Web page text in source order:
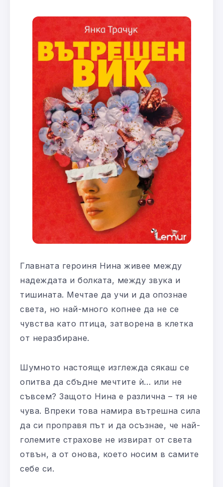
Главната героиня Нина живее между
надеждата и болката, между звука и
тишината. Мечтае да учи и да опознае
света, но най-много копнее да не се
чувства като птица, затворена в клетка
от неразбиране.
Шумното настояще изглежда сякаш се
опитва да сбъдне мечтите ѝ… или не
съвсем? Защото Нина е различна – тя не
чува. Впреки това намира вътрешна сила
да си проправя път и да осъзнае, че най-
големите страхове не извират от света
отвън, а от онова, което носим в самите
себе си.